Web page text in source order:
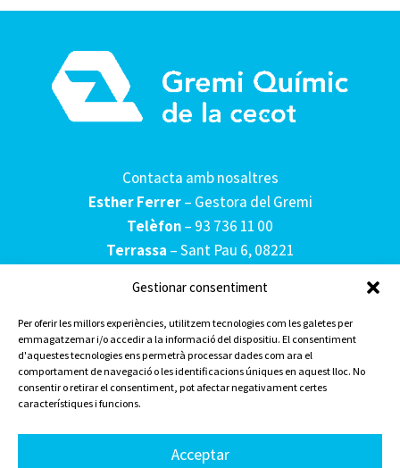
Gestionar consentiment
Per oferir les millors experiències, utilitzem tecnologies com les galetes per
emmagatzemar i/o accedir a la informació del dispositiu. El consentiment
d'aquestes tecnologies ens permetrà processar dades com ara el
comportament de navegació o les identificacions úniques en aquest lloc. No
consentir o retirar el consentiment, pot afectar negativament certes
característiques i funcions.
Acceptar
Contacta amb nosaltres
Esther Ferrer– Gestora del Gremi
Telèfon– 93 736 11 00
Terrassa – Sant Pau 6, 08221
Serveis
Joves
Actualitat
Política de privacitat